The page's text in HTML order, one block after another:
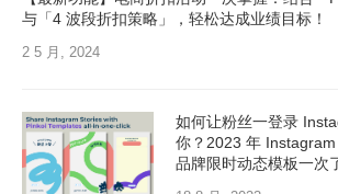
与「4 波段折扣策略」，轻松达成业绩目标！
2 5 月, 2024
如何让粉丝一登录
你？2023 年
品牌限时动态模板一次